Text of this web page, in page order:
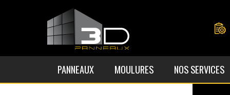
PANNEAUX MOULURES NOS SERVICES